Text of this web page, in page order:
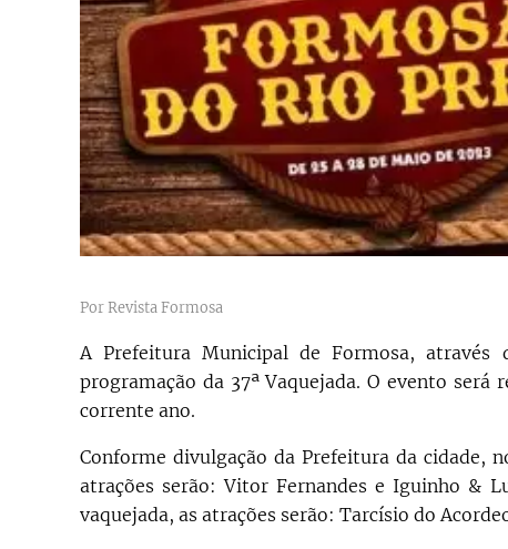
Por Revista Formosa
A Prefeitura Municipal de Formosa,
programação da 37ª Vaquejada. O evento
corrente ano.
Conforme divulgação da Prefeitura da
atrações serão: Vitor Fernandes e Iguinho &
vaquejada, as atrações serão: Tarcísio do